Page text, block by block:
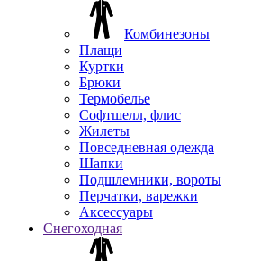
Комбинезоны
Плащи
Куртки
Брюки
Термобелье
Софтшелл, флис
Жилеты
Повседневная одежда
Шапки
Подшлемники, вороты
Перчатки, варежки
Аксессуары
Снегоходная